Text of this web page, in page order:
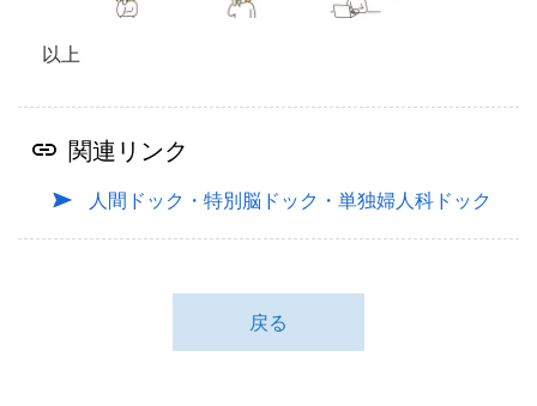
以上
関連リンク
人間ドック・特別脳ドック・単独婦人科ドック
戻る